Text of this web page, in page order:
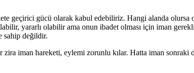
geçirici gücü olarak kabul edebiliriz. Hangi alanda olursa
yararlı olabilir ama onun ibadet olması için iman
sahip değildir.
iman hareketi, eylemi zorunlu kılar. Hatta iman sonraki